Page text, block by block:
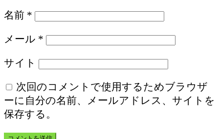
名前 *
メール *
サイト
次回のコメントで使用するためブラウザ
ーに自分の名前、メールアドレス、サイトを
保存する。